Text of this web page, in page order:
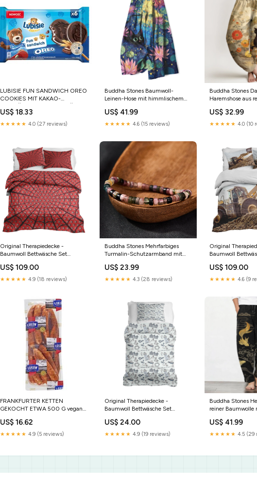
LUBISIE FUN SANDWICH OREO
COOKIES MIT KAKAO-
Zinkoxid
US$ 18.33
★★★★★ 4.0 (27 reviews)
Buddha Stones Baumwoll-
Leinen-Hose mit himmlischem
Damen, elastischer Bund, weites
Bein und Taschen Größe:US12,
US$ 41.99
★★★★★ 4.6 (15 reviews)
Buddha Stones
Haremshose aus
(schwarze Katze,
elastischer Bund)
US$ 32.99
★★★★★ 4.0 (10
Original Therapiedecke -
Baumwoll Bettwäsche Set
cm
US$ 109.00
★★★★★ 4.9 (18 reviews)
Buddha Stones Mehrfarbiges
Turmalin-Schutzarmband mit
Einfarbige Haremshose nach Maß
US$ 23.99
★★★★★ 4.3 (28 reviews)
Original
Baumwoll
US$ 109.00
★★★★★ 4.6 (9
FRANKFURTER KETTEN
GEKOCHT ETWA 500 G vegane
US$ 16.62
★★★★★ 4.9 (5 reviews)
Original Therapiedecke -
Baumwoll Bettwäsche Set
US$ 24.00
★★★★★ 4.9 (19 reviews)
Buddha Stones
reiner Baumwolle
Kordelzug und
Größe:US/ UK/
US$ 41.99
★★★★★ 4.5 (29